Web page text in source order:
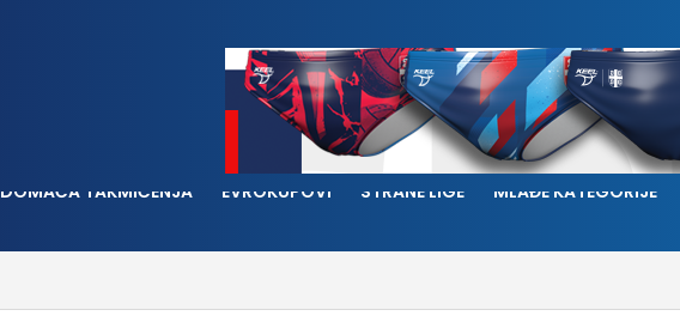
DOMAĆA TAKMIČENJA EVROKUPOVI STRANE LIGE MLAĐE KATEGORIJE